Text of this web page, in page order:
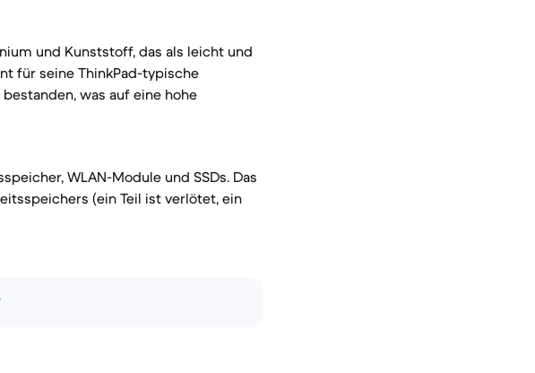
und Kunststoff, das als leicht und
für seine ThinkPad-typische
was auf eine hohe
WLAN-Module und SSDs. Das
(ein Teil ist verlötet, ein